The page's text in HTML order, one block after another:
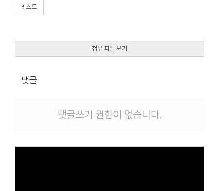
리스트
첨부 파일 보기
댓글
댓글쓰기 권한이 없습니다.